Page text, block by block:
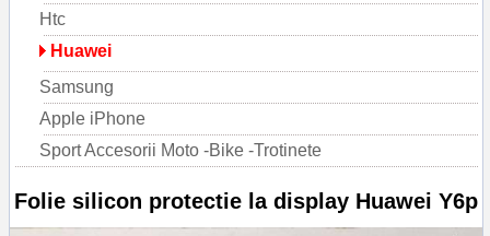
Htc
Huawei
Samsung
Apple iPhone
Sport Accesorii Moto -Bike -Trotinete
Folie silicon protectie la display Huawei Y6p